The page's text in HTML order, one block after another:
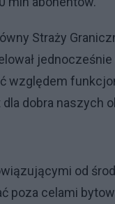
Straży
względem
dobra naszych
od
poza celami